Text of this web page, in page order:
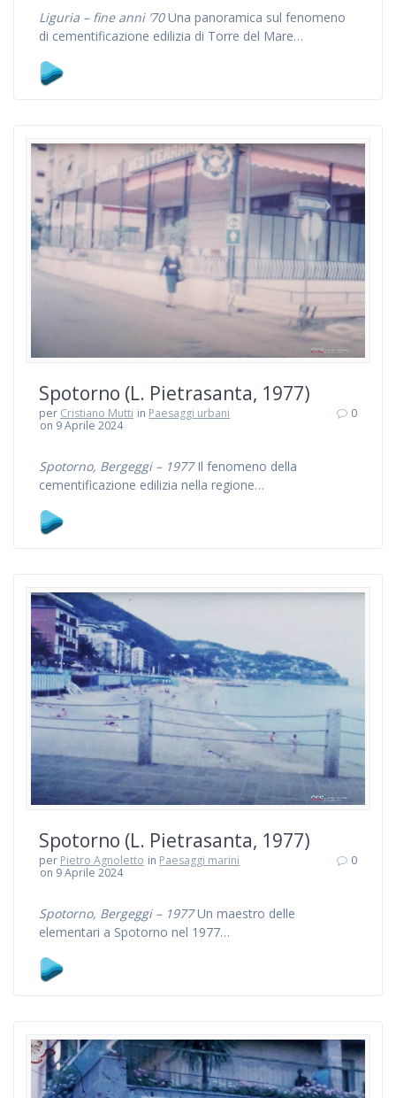
Liguria – fine anni ’70Una panoramica sul fenomeno
di cementificazione edilizia di Torre del Mare…
Spotorno (L. Pietrasanta, 1977)
per Cristiano Mutti in Paesaggi urbani
on 9 Aprile 2024
0
Spotorno, Bergeggi – 1977Il fenomeno della
cementificazione edilizia nella regione…
Spotorno (L. Pietrasanta, 1977)
per Pietro Agnoletto in Paesaggi marini
on 9 Aprile 2024
0
Spotorno, Bergeggi – 1977Un maestro delle
elementari a Spotorno nel 1977…